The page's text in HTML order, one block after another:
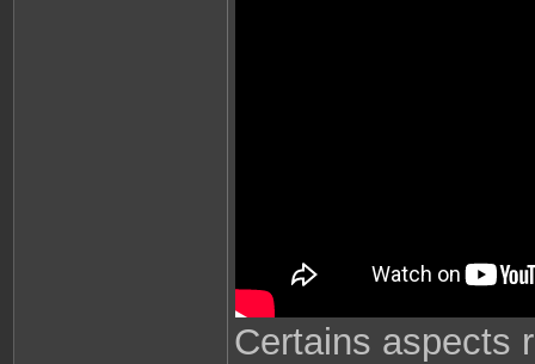
Certains aspects